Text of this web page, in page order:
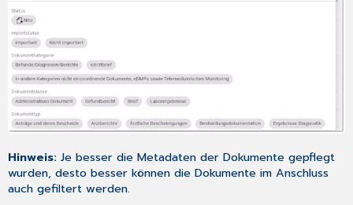
Hinweis:Je besser die Metadaten der Dokumente gepflegt
wurden, desto besser können die Dokumente im Anschluss
auch gefiltert werden.